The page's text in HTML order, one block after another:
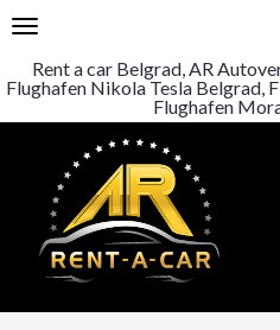
Rent a car Belgrad, AR
Flughafen Nikola Tesla Belgrad,
Flughafen
TOGGLE NAVIGATION